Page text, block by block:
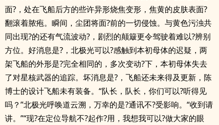
面?，处在飞船后方的些许异形烧焦变形，焦黄的皮肤表面?
翻滚着脓疱。瞬间，尘团将面?前的一切侵蚀。与黄色污浊共
同出现?的还有气流波动?，剧烈的颠簸更令驾驶着难以?辨别
方位。好消息是?，北极光可以?感触到本初母体的迟疑，两
架飞船的外形是?完全相同的，多次变动?下，本初母体失去
了对星核武器的追踪。坏消息是?，飞船还未来得及更新，陈
博士的设计飞船未有装备。“队长，队长，你们可以?听得见
吗？”北极光呼唤道云溯，万幸的是?通讯不?受影响。“收到请
讲。”“现?在定位导航不?起作?用，我想我可以?做大家的眼